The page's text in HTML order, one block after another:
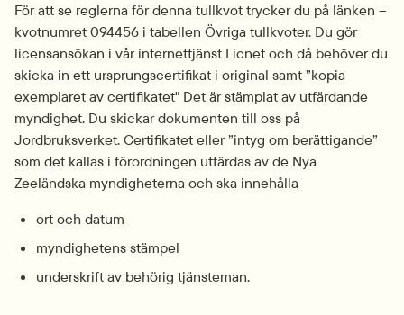
För att se reglerna för denna tullkvot trycker du på länken –
kvotnumret 094456 i tabellen Övriga tullkvoter. Du gör
licensansökan i vår internettjänst Licnet och då behöver du
skicka in ett ursprungscertifikat i original samt ”kopia
exemplaret av certifikatet" Det är stämplat av utfärdande
myndighet. Du skickar dokumenten till oss på
Jordbruksverket. Certifikatet eller ”intyg om berättigande”
som det kallas i förordningen utfärdas av de Nya
Zeeländska myndigheterna och ska innehålla
ort och datum
myndighetens stämpel
underskrift av behörig tjänsteman.